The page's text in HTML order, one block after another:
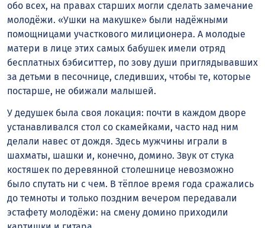
обо всех, на правах старших могли сделать замечание
молодёжи. «Ушки на макушке» были надёжными
помощницами участкового милиционера. А молодые
матери в лице этих самых бабушек имели отряд
бесплатных бэбиситтер, по зову души приглядывавших
за детьми в песочнице, следивших, чтобы те, которые
постарше, не обижали малышей.
У дедушек была своя локация: почти в каждом дворе
устанавливался стол со скамейками, часто над ним
делали навес от дождя. Здесь мужчины играли в
шахматы, шашки и, конечно, домино. Звук от стука
костяшек по деревянной столешнице невозможно
было спутать ни с чем. В тёплое время года сражались
до темноты и только поздним вечером передавали
эстафету молодёжи: на смену домино приходили